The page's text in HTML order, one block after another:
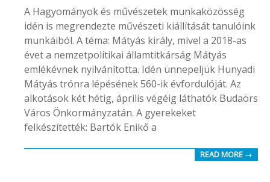
04-
23
A Hagyományok és művészetek munkaközösség
idén is megrendezte művészeti kiállítását tanulóink
munkáiból. A téma: Mátyás király, mivel a 2018-as
évet a nemzetpolitikai államtitkárság Mátyás
emlékévnek nyilvánította. Idén ünnepeljük Hunyadi
Mátyás trónra lépésének 560-ik évfordulóját. Az
alkotások két hétig, április végéig láthatók Budaörs
Város Önkormányzatán. A gyerekeket
felkészítették: Bartók Enikő a
READ MORE →